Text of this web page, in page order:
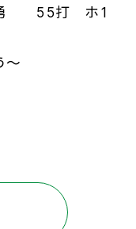
55打 ホ1
～